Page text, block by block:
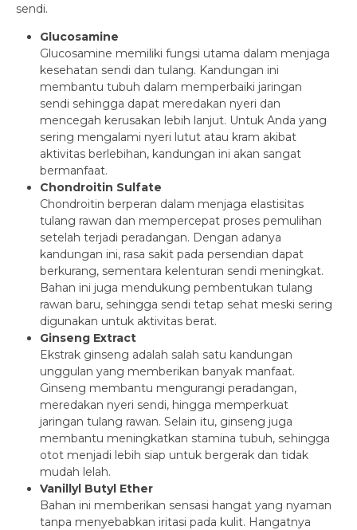
sendi.
Glucosamine
Glucosamine memiliki fungsi utama dalam menjaga
kesehatan sendi dan tulang. Kandungan ini
membantu tubuh dalam memperbaiki jaringan
sendi sehingga dapat meredakan nyeri dan
mencegah kerusakan lebih lanjut. Untuk Anda yang
sering mengalami nyeri lutut atau kram akibat
aktivitas berlebihan, kandungan ini akan sangat
bermanfaat.
Chondroitin Sulfate
Chondroitin berperan dalam menjaga elastisitas
tulang rawan dan mempercepat proses pemulihan
setelah terjadi peradangan. Dengan adanya
kandungan ini, rasa sakit pada persendian dapat
berkurang, sementara kelenturan sendi meningkat.
Bahan ini juga mendukung pembentukan tulang
rawan baru, sehingga sendi tetap sehat meski sering
digunakan untuk aktivitas berat.
Ginseng Extract
Ekstrak ginseng adalah salah satu kandungan
unggulan yang memberikan banyak manfaat.
Ginseng membantu mengurangi peradangan,
meredakan nyeri sendi, hingga memperkuat
jaringan tulang rawan. Selain itu, ginseng juga
membantu meningkatkan stamina tubuh, sehingga
otot menjadi lebih siap untuk bergerak dan tidak
mudah lelah.
Vanillyl Butyl Ether
Bahan ini memberikan sensasi hangat yang nyaman
tanpa menyebabkan iritasi pada kulit. Hangatnya